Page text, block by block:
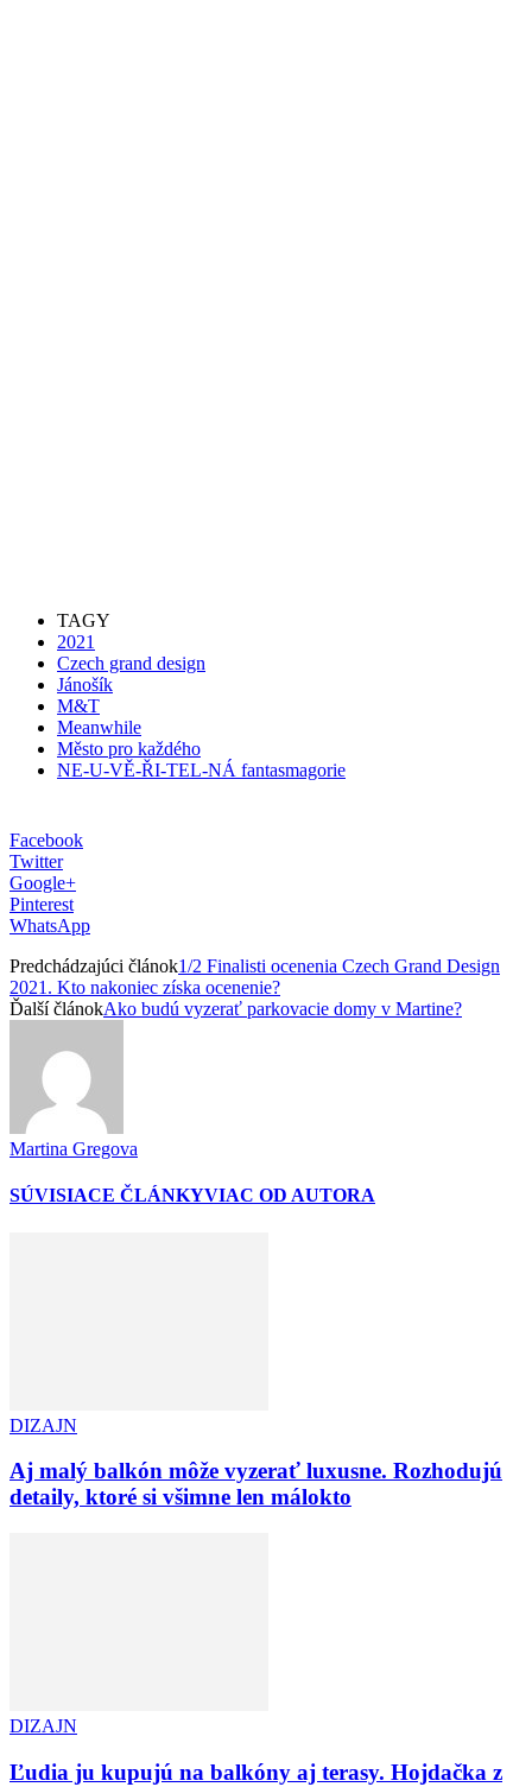
TAGY
2021
Czech grand design
Jánošík
M&T
Meanwhile
Město pro každého
NE-U-VĚ-ŘI-TEL-NÁ fantasmagorie
Facebook
Twitter
Google+
Pinterest
WhatsApp
Predchádzajúci článok1/2 Finalisti ocenenia Czech Grand Design
2021. Kto nakoniec získa ocenenie?
Ďalší článokAko budú vyzerať parkovacie domy v Martine?
Martina Gregova
SÚVISIACE ČLÁNKYVIAC OD AUTORA
DIZAJN
Aj malý balkón môže vyzerať luxusne. Rozhodujú
detaily, ktoré si všimne len málokto
DIZAJN
Ľudia ju kupujú na balkóny aj terasy. Hojdačka z